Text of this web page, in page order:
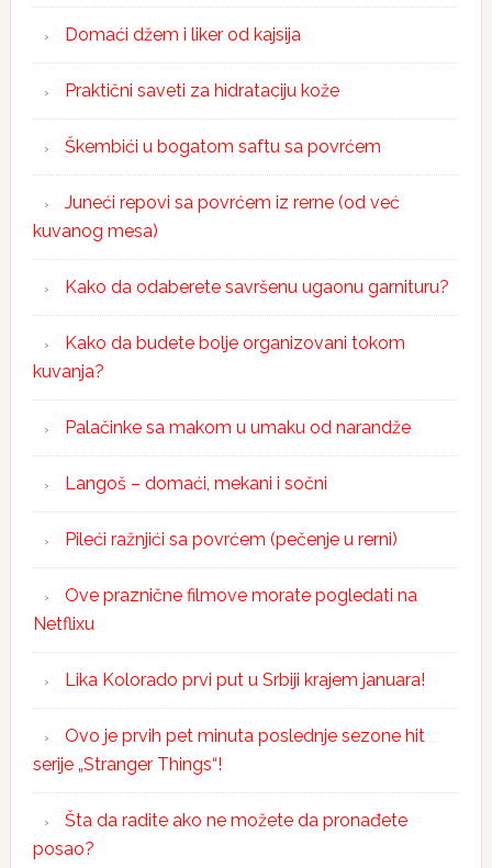
Domaći džem i liker od kajsija
Praktični saveti za hidrataciju kože
Škembići u bogatom saftu sa povrćem
Juneći repovi sa povrćem iz rerne (od već
kuvanog mesa)
Kako da odaberete savršenu ugaonu garnituru?
Kako da budete bolje organizovani tokom
kuvanja?
Palačinke sa makom u umaku od narandže
Langoš – domaći, mekani i sočni
Pileći ražnjići sa povrćem (pečenje u rerni)
Ove praznične filmove morate pogledati na
Netflixu
Lika Kolorado prvi put u Srbiji krajem januara!
Ovo je prvih pet minuta poslednje sezone hit
serije „Stranger Things“!
Šta da radite ako ne možete da pronađete
posao?